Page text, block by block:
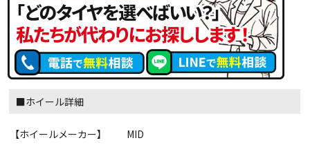
■ホイール詳細
【ホイールメーカー】
MID